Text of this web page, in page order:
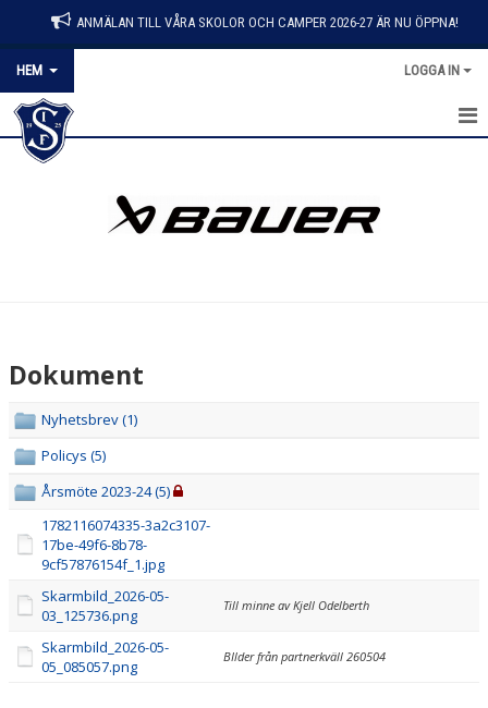
ANMÄLAN TILL VÅRA SKOLOR OCH CAMPER 2026-27 ÄR NU ÖPPNA!
HEM LOGGA IN
HEM
PARTNERS
DOMARE
FÖR SPELARE & ANHÖRIGA
MEDLEMSFÖRMÅNER
Dokument
Nyhetsbrev (1)
Policys (5)
Årsmöte 2023-24 (5)
1782116074335-3a2c3107-
17be-49f6-8b78-
9cf57876154f_1.jpg
Skarmbild_2026-05-
03_125736.png
Till minne av Kjell Odelberth
Skarmbild_2026-05-
05_085057.png
BIlder från partnerkväll 260504